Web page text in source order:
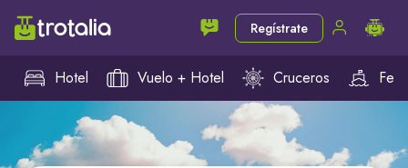
Regístrate
Hotel Vuelo + Hotel Cruceros